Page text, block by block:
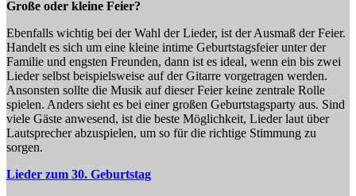
Große oder kleine Feier?
Ebenfalls wichtig bei der Wahl der Lieder, ist der Ausmaß der Feier.
Handelt es sich um eine kleine intime Geburtstagsfeier unter der
Familie und engsten Freunden, dann ist es ideal, wenn ein bis zwei
Lieder selbst beispielsweise auf der Gitarre vorgetragen werden.
Ansonsten sollte die Musik auf dieser Feier keine zentrale Rolle
spielen. Anders sieht es bei einer großen Geburtstagsparty aus. Sind
viele Gäste anwesend, ist die beste Möglichkeit, Lieder laut über
Lautsprecher abzuspielen, um so für die richtige Stimmung zu
sorgen.
Lieder zum 30. Geburtstag